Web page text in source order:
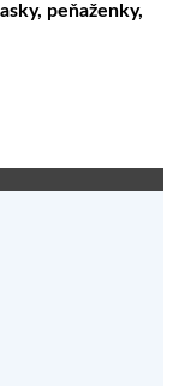
peňaženky,